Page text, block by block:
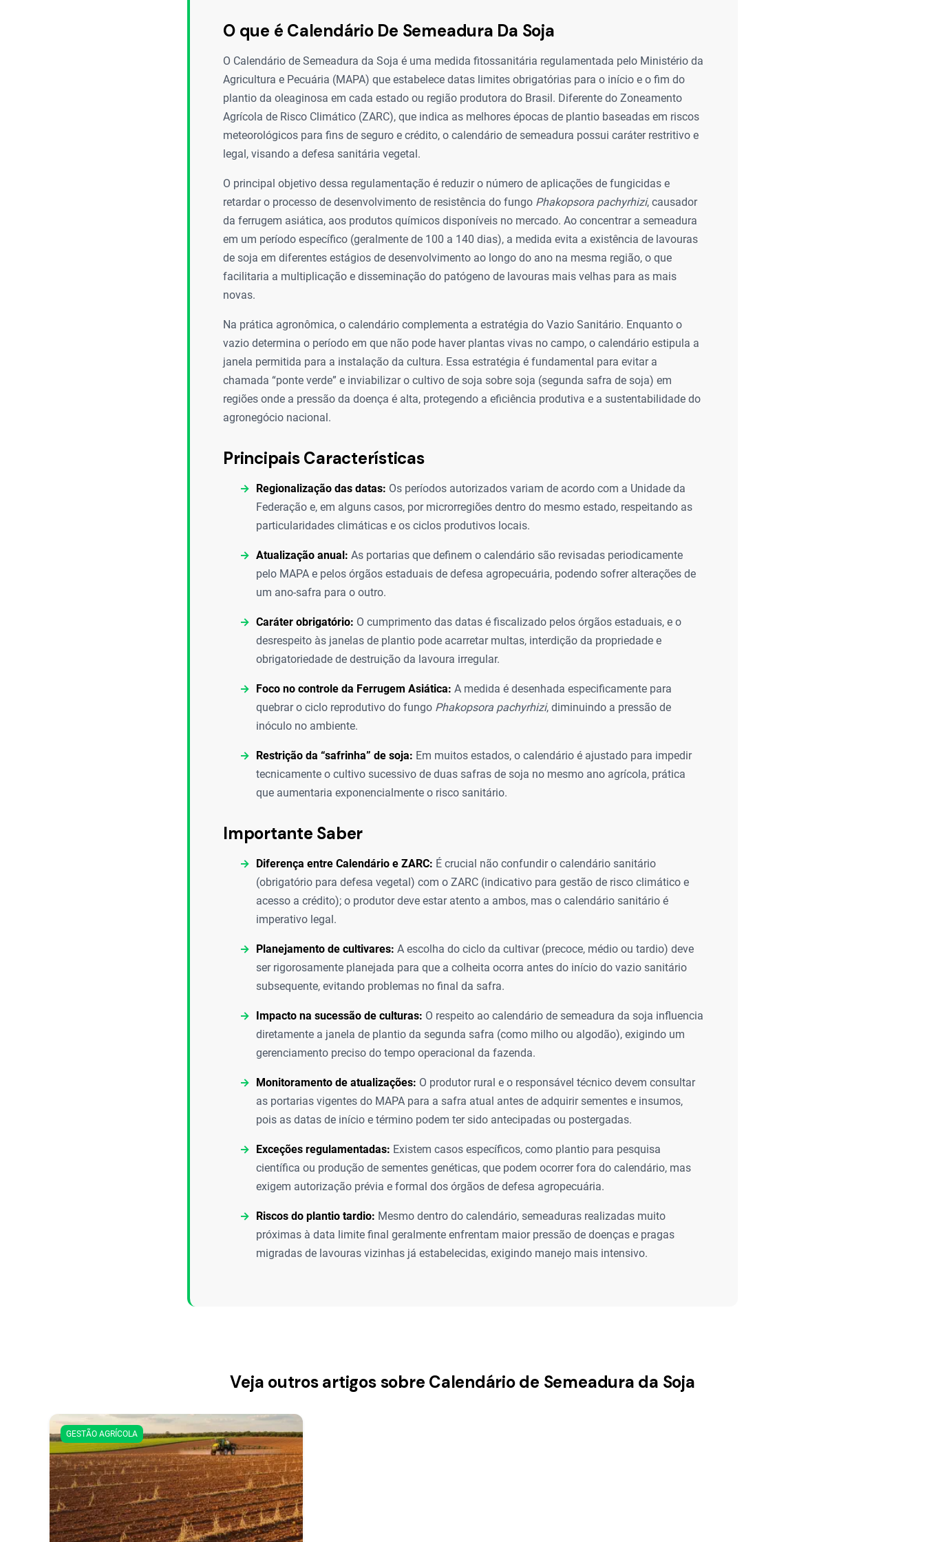
O que é Calendário De Semeadura Da Soja
O Calendário de Semeadura da Soja é uma medida fitossanitária regulamentada pelo Ministério da
Agricultura e Pecuária (MAPA) que estabelece datas limites obrigatórias para o início e o fim do
plantio da oleaginosa em cada estado ou região produtora do Brasil. Diferente do Zoneamento
Agrícola de Risco Climático (ZARC), que indica as melhores épocas de plantio baseadas em riscos
meteorológicos para fins de seguro e crédito, o calendário de semeadura possui caráter restritivo e
legal, visando a defesa sanitária vegetal.
O principal objetivo dessa regulamentação é reduzir o número de aplicações de fungicidas e
retardar o processo de desenvolvimento de resistência do fungo Phakopsora pachyrhizi, causador
da ferrugem asiática, aos produtos químicos disponíveis no mercado. Ao concentrar a semeadura
em um período específico (geralmente de 100 a 140 dias), a medida evita a existência de lavouras
de soja em diferentes estágios de desenvolvimento ao longo do ano na mesma região, o que
facilitaria a multiplicação e disseminação do patógeno de lavouras mais velhas para as mais
novas.
Na prática agronômica, o calendário complementa a estratégia do Vazio Sanitário. Enquanto o
vazio determina o período em que não pode haver plantas vivas no campo, o calendário estipula a
janela permitida para a instalação da cultura. Essa estratégia é fundamental para evitar a
chamada “ponte verde” e inviabilizar o cultivo de soja sobre soja (segunda safra de soja) em
regiões onde a pressão da doença é alta, protegendo a eficiência produtiva e a sustentabilidade do
agronegócio nacional.
Principais Características
Regionalização das datas: Os períodos autorizados variam de acordo com a Unidade da
Federação e, em alguns casos, por microrregiões dentro do mesmo estado, respeitando as
particularidades climáticas e os ciclos produtivos locais.
Atualização anual: As portarias que definem o calendário são revisadas periodicamente
pelo MAPA e pelos órgãos estaduais de defesa agropecuária, podendo sofrer alterações de
um ano-safra para o outro.
Caráter obrigatório: O cumprimento das datas é fiscalizado pelos órgãos estaduais, e o
desrespeito às janelas de plantio pode acarretar multas, interdição da propriedade e
obrigatoriedade de destruição da lavoura irregular.
Foco no controle da Ferrugem Asiática: A medida é desenhada especificamente para
quebrar o ciclo reprodutivo do fungo Phakopsora pachyrhizi, diminuindo a pressão de
inóculo no ambiente.
Restrição da “safrinha” de soja: Em muitos estados, o calendário é ajustado para impedir
tecnicamente o cultivo sucessivo de duas safras de soja no mesmo ano agrícola, prática
que aumentaria exponencialmente o risco sanitário.
Importante Saber
Diferença entre Calendário e ZARC: É crucial não confundir o calendário sanitário
(obrigatório para defesa vegetal) com o ZARC (indicativo para gestão de risco climático e
acesso a crédito); o produtor deve estar atento a ambos, mas o calendário sanitário é
imperativo legal.
Planejamento de cultivares: A escolha do ciclo da cultivar (precoce, médio ou tardio) deve
ser rigorosamente planejada para que a colheita ocorra antes do início do vazio sanitário
subsequente, evitando problemas no final da safra.
Impacto na sucessão de culturas: O respeito ao calendário de semeadura da soja influencia
diretamente a janela de plantio da segunda safra (como milho ou algodão), exigindo um
gerenciamento preciso do tempo operacional da fazenda.
Monitoramento de atualizações: O produtor rural e o responsável técnico devem consultar
as portarias vigentes do MAPA para a safra atual antes de adquirir sementes e insumos,
pois as datas de início e término podem ter sido antecipadas ou postergadas.
Exceções regulamentadas: Existem casos específicos, como plantio para pesquisa
científica ou produção de sementes genéticas, que podem ocorrer fora do calendário, mas
exigem autorização prévia e formal dos órgãos de defesa agropecuária.
Riscos do plantio tardio: Mesmo dentro do calendário, semeaduras realizadas muito
próximas à data limite final geralmente enfrentam maior pressão de doenças e pragas
migradas de lavouras vizinhas já estabelecidas, exigindo manejo mais intensivo.
Veja outros artigos sobre Calendário de Semeadura da Soja
GESTÃO AGRÍCOLA